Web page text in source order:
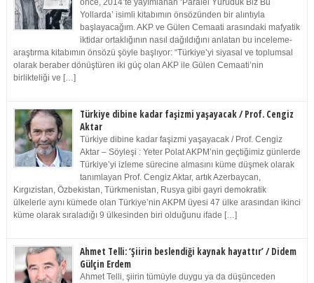
önce, 2014’te yayımlanan ‘Paralel Yürüdük Biz Bu
Yollarda’ isimli kitabımın önsözünden bir alıntıyla
başlayacağım. AKP ve Gülen Cemaati arasındaki mafyatik
iktidar ortaklığının nasıl dağıldığını anlatan bu inceleme-
araştırma kitabımın önsözü şöyle başlıyor: “Türkiye’yi siyasal ve toplumsal
olarak beraber dönüştüren iki güç olan AKP ile Gülen Cemaati’nin
birlikteliği ve […]
Türkiye dibine kadar faşizmi yaşayacak / Prof. Cengiz
Aktar
Türkiye dibine kadar faşizmi yaşayacak / Prof. Cengiz
Aktar – Söyleşi : Yeter Polat AKPM’nin geçtiğimiz günlerde
Türkiye’yi izleme sürecine almasını küme düşmek olarak
tanımlayan Prof. Cengiz Aktar, artık Azerbaycan,
Kırgızistan, Özbekistan, Türkmenistan, Rusya gibi gayri demokratik
ülkelerle aynı kümede olan Türkiye’nin AKPM üyesi 47 ülke arasından ikinci
küme olarak sıraladığı 9 ülkesinden biri olduğunu ifade […]
Ahmet Telli: ‘Şiirin beslendiği kaynak hayattır’ / Didem
Gülçin Erdem
Ahmet Telli, şiirin tümüyle duygu ya da düşünceden